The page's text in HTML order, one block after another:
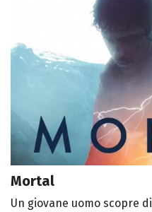
Mortal
Un giovane uomo scopre